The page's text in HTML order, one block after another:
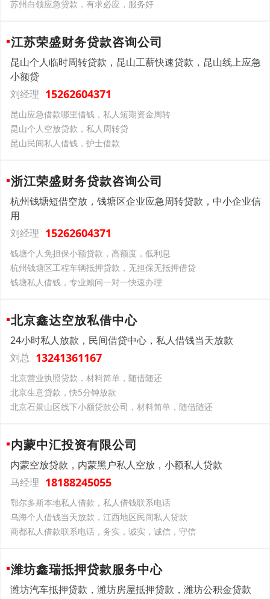
苏州白领应急贷款，有求必应，服务好
江苏荣盛财务贷款咨询公司
昆山个人临时周转贷款，昆山工薪快速贷款，昆山线上应急
小额贷
刘经理 15262604371
昆山应急借款哪里借钱，私人短期资金周转
昆山个人空放贷款，私人周转贷
昆山民间私人借钱，护士借款
浙江荣盛财务贷款咨询公司
杭州钱塘短借空放，钱塘区企业应急周转贷款，中小企业信
用
刘经理 15262604371
钱塘个人免担保小额贷款，高额度，低利息
杭州钱塘区工程车辆抵押贷款，无担保无抵押借贷
钱塘私人借钱，专业顾问一对一快速办理
北京鑫达空放私借中心
24小时私人放款，民间借贷中心，私人借钱当天放款
刘总 13241361167
北京营业执照贷款，材料简单，随借随还
北京生意贷款，快5分钟放款
北京石景山区线下小额贷款公司，材料简单，随借随还
内蒙中汇投资有限公司
内蒙空放贷款，内蒙黑户私人空放，小额私人贷款
马经理 18188245055
鄂尔多斯本地私人借款，私人借钱联系电话
乌海个人借钱当天放款，江西地区民间私人贷款
商都私人借款联系电话，务实，诚实，诚信，守信
潍坊鑫瑞抵押贷款服务中心
潍坊汽车抵押贷款，潍坊房屋抵押贷款，潍坊公积金贷款